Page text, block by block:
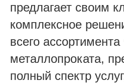
предлагает своим
комплексное
всего ассортимента
металлопроката,
полный спектр